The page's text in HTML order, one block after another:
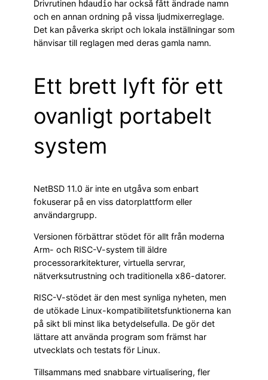
Drivrutinen hdaudio har också fått ändrade namn
och en annan ordning på vissa ljudmixerreglage.
Det kan påverka skript och lokala inställningar som
hänvisar till reglagen med deras gamla namn.
Ett brett lyft för ett
ovanligt portabelt
system
NetBSD 11.0 är inte en utgåva som enbart
fokuserar på en viss datorplattform eller
användargrupp.
Versionen förbättrar stödet för allt från moderna
Arm- och RISC-V-system till äldre
processorarkitekturer, virtuella servrar,
nätverksutrustning och traditionella x86-datorer.
RISC-V-stödet är den mest synliga nyheten, men
de utökade Linux-kompatibilitetsfunktionerna kan
på sikt bli minst lika betydelsefulla. De gör det
lättare att använda program som främst har
utvecklats och testats för Linux.
Tillsammans med snabbare virtualisering, fler